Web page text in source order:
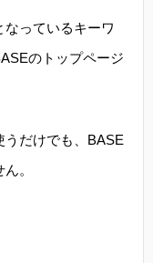
っているキーワ
のトップページ
うだけでも、BASE
。